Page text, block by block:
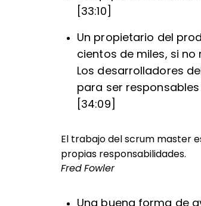
[33:10]
Un propietario del
cientos de miles, si
Los desarrolladores
para ser
[34:09]
El trabajo del scrum master
propias responsabilidades.
Fred Fowler
Una buena forma de